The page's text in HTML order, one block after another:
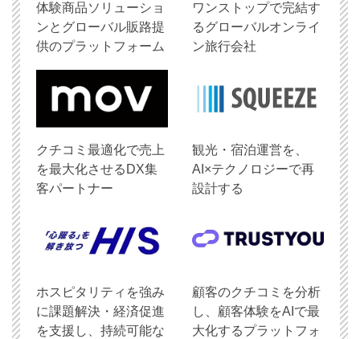
体験商品ソリューショ
ンとグローバル販路提
供のプラットフォーム
ワンストップで完結す
るグローバルオンライ
ン旅行会社
クチコミ最適化で売上
を最大化させるDX集
客パートナー
観光・宿泊運営を、
AI×テクノロジーで再
設計する
ホスピタリティを強み
に課題解決・経済促進
を支援し、持続可能な
顧客のクチコミを分析
し、顧客体験をAIで最
大化するプラットフォ